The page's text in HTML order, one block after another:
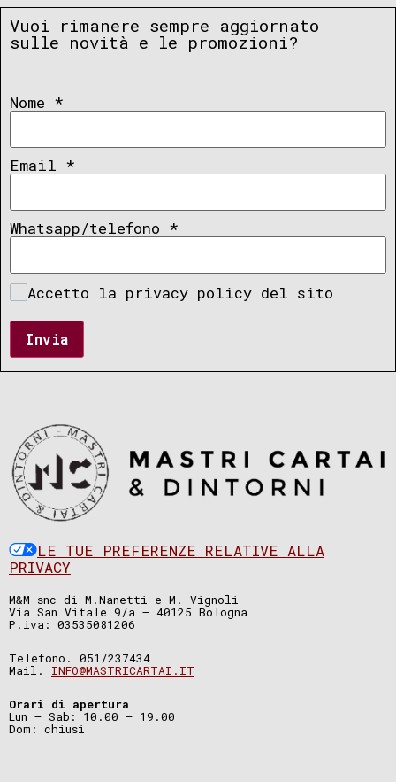
Vuoi rimanere sempre aggiornato
sulle novità e le promozioni?
Nome *
Email *
Whatsapp/telefono *
Accetto la privacy policy del sito
Invia
LE TUE PREFERENZE RELATIVE ALLA
PRIVACY
M&M snc di M.Nanetti e M. Vignoli
Via San Vitale 9/a – 40125 Bologna
P.iva: 03535081206
Telefono. 051/237434
Mail. INFO@MASTRICARTAI.IT
Orari di apertura
Lun – Sab: 10.00 – 19.00
Dom: chiusi